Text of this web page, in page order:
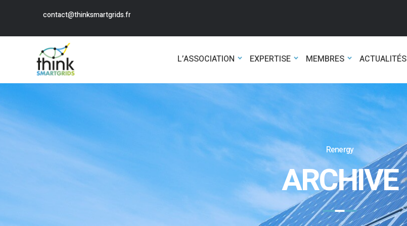
contact@thinksmartgrids.fr
L’ASSOCIATION EXPERTISE MEMBRES ACTUALITÉS
Renergy
ARCHIVE